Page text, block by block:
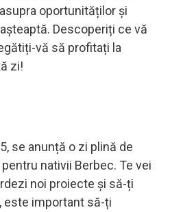
oportunităților și
Descoperiți ce vă
vă să profitați la
zi!
se anunță o zi plină de
nativii Berbec. Te vei
noi proiecte și să-ți
este important să-ți